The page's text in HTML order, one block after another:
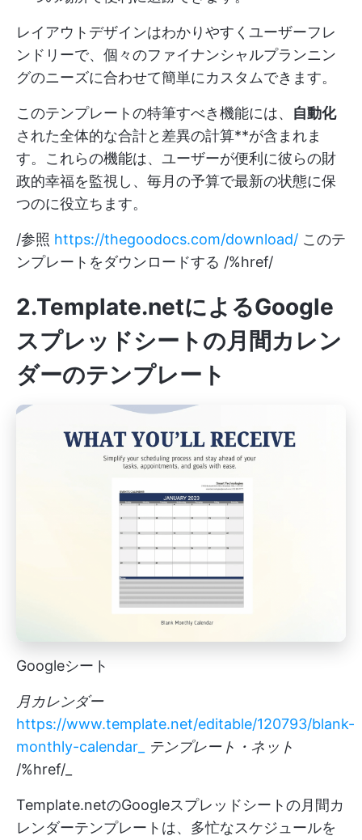
レイアウトデザインはわかりやすくユーザーフレ
ンドリーで、個々のファイナンシャルプランニン
グのニーズに合わせて簡単にカスタムできます。
このテンプレートの特筆すべき機能には、 自動化
された全体的な合計と差異の計算**が含まれま
す。これらの機能は、ユーザーが便利に彼らの財
政的幸福を監視し、毎月の予算で最新の状態に保
つのに役立ちます。
/参照 https://thegoodocs.com/download/ このテ
ンプレートをダウンロードする /%href/
2.Template.netによるGoogle
スプレッドシートの月間カレン
ダーのテンプレート
Googleシート
月カレンダー
https://www.template.net/editable/120793/blank-
monthly-calendar_
テンプレート・ネット
/%href/_
Template.netのGoogleスプレッドシートの月間カ
レンダーテンプレートは、多忙なスケジュールを